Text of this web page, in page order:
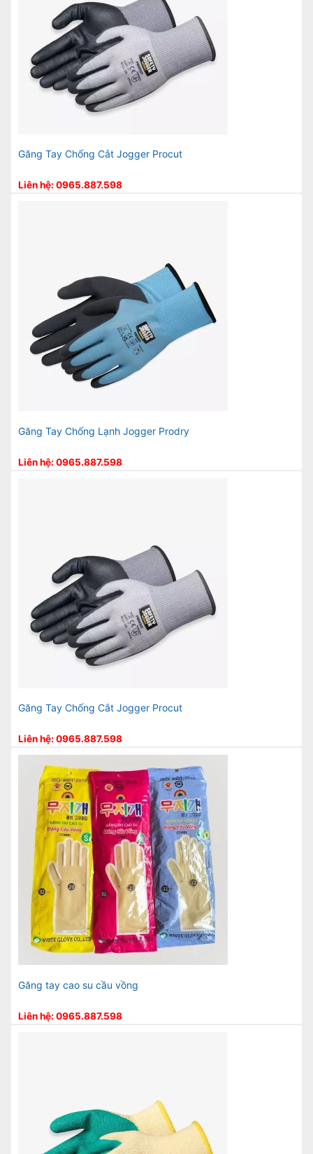
Găng Tay Chống Cắt Jogger Procut
Liên hệ: 0965.887.598
Găng Tay Chống Lạnh Jogger Prodry
Liên hệ: 0965.887.598
Găng Tay Chống Cắt Jogger Procut
Liên hệ: 0965.887.598
Găng tay cao su cầu vồng
Liên hệ: 0965.887.598